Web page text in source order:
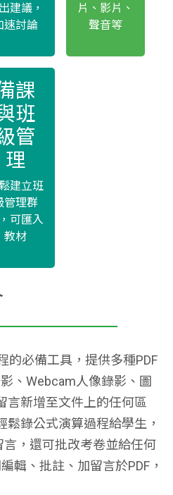
建議，
速討論
片、影片、
聲音等
課
班
管
理
建立班
管理群
可匯入
教材
的必備工具，提供多種PDF
、Webcam人像錄影、圖
言新增至文件上的任何區
錄公式演算過程給學生，
言，還可批改考卷並給任何
輯、批註、加留言於PDF，